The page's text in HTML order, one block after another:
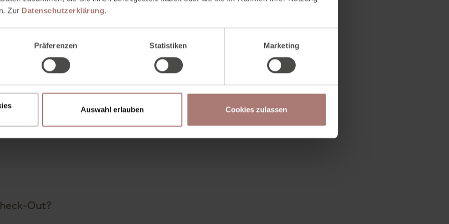
Zur Datenschutzerklärung.
Präferenzen Statistiken Marketing
Auswahl erlauben Cookies zulassen
und Kneippanlage im Sommer
Ruheräume, Fitnessraum,
Badeschuhe im Zimmer
Hotel
Out?